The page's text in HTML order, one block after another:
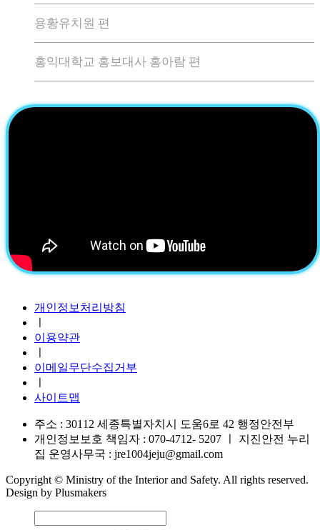
용황유치원 편
홍익대학교 홍보대사 홍아람 편
개인정보처리방침
이용약관
이메일무단수집거부
사이트맵
주소 : 30112 세종특별자치시 도움6로 42 행정안전부
개인정보보호 책임자 : 070-4712- 5207
지진안전 누리
집 운영사무국 : jre1004jeju@gmail.com
Copyright © Ministry of the Interior and Safety. All rights reserved.
Design by Plusmakers